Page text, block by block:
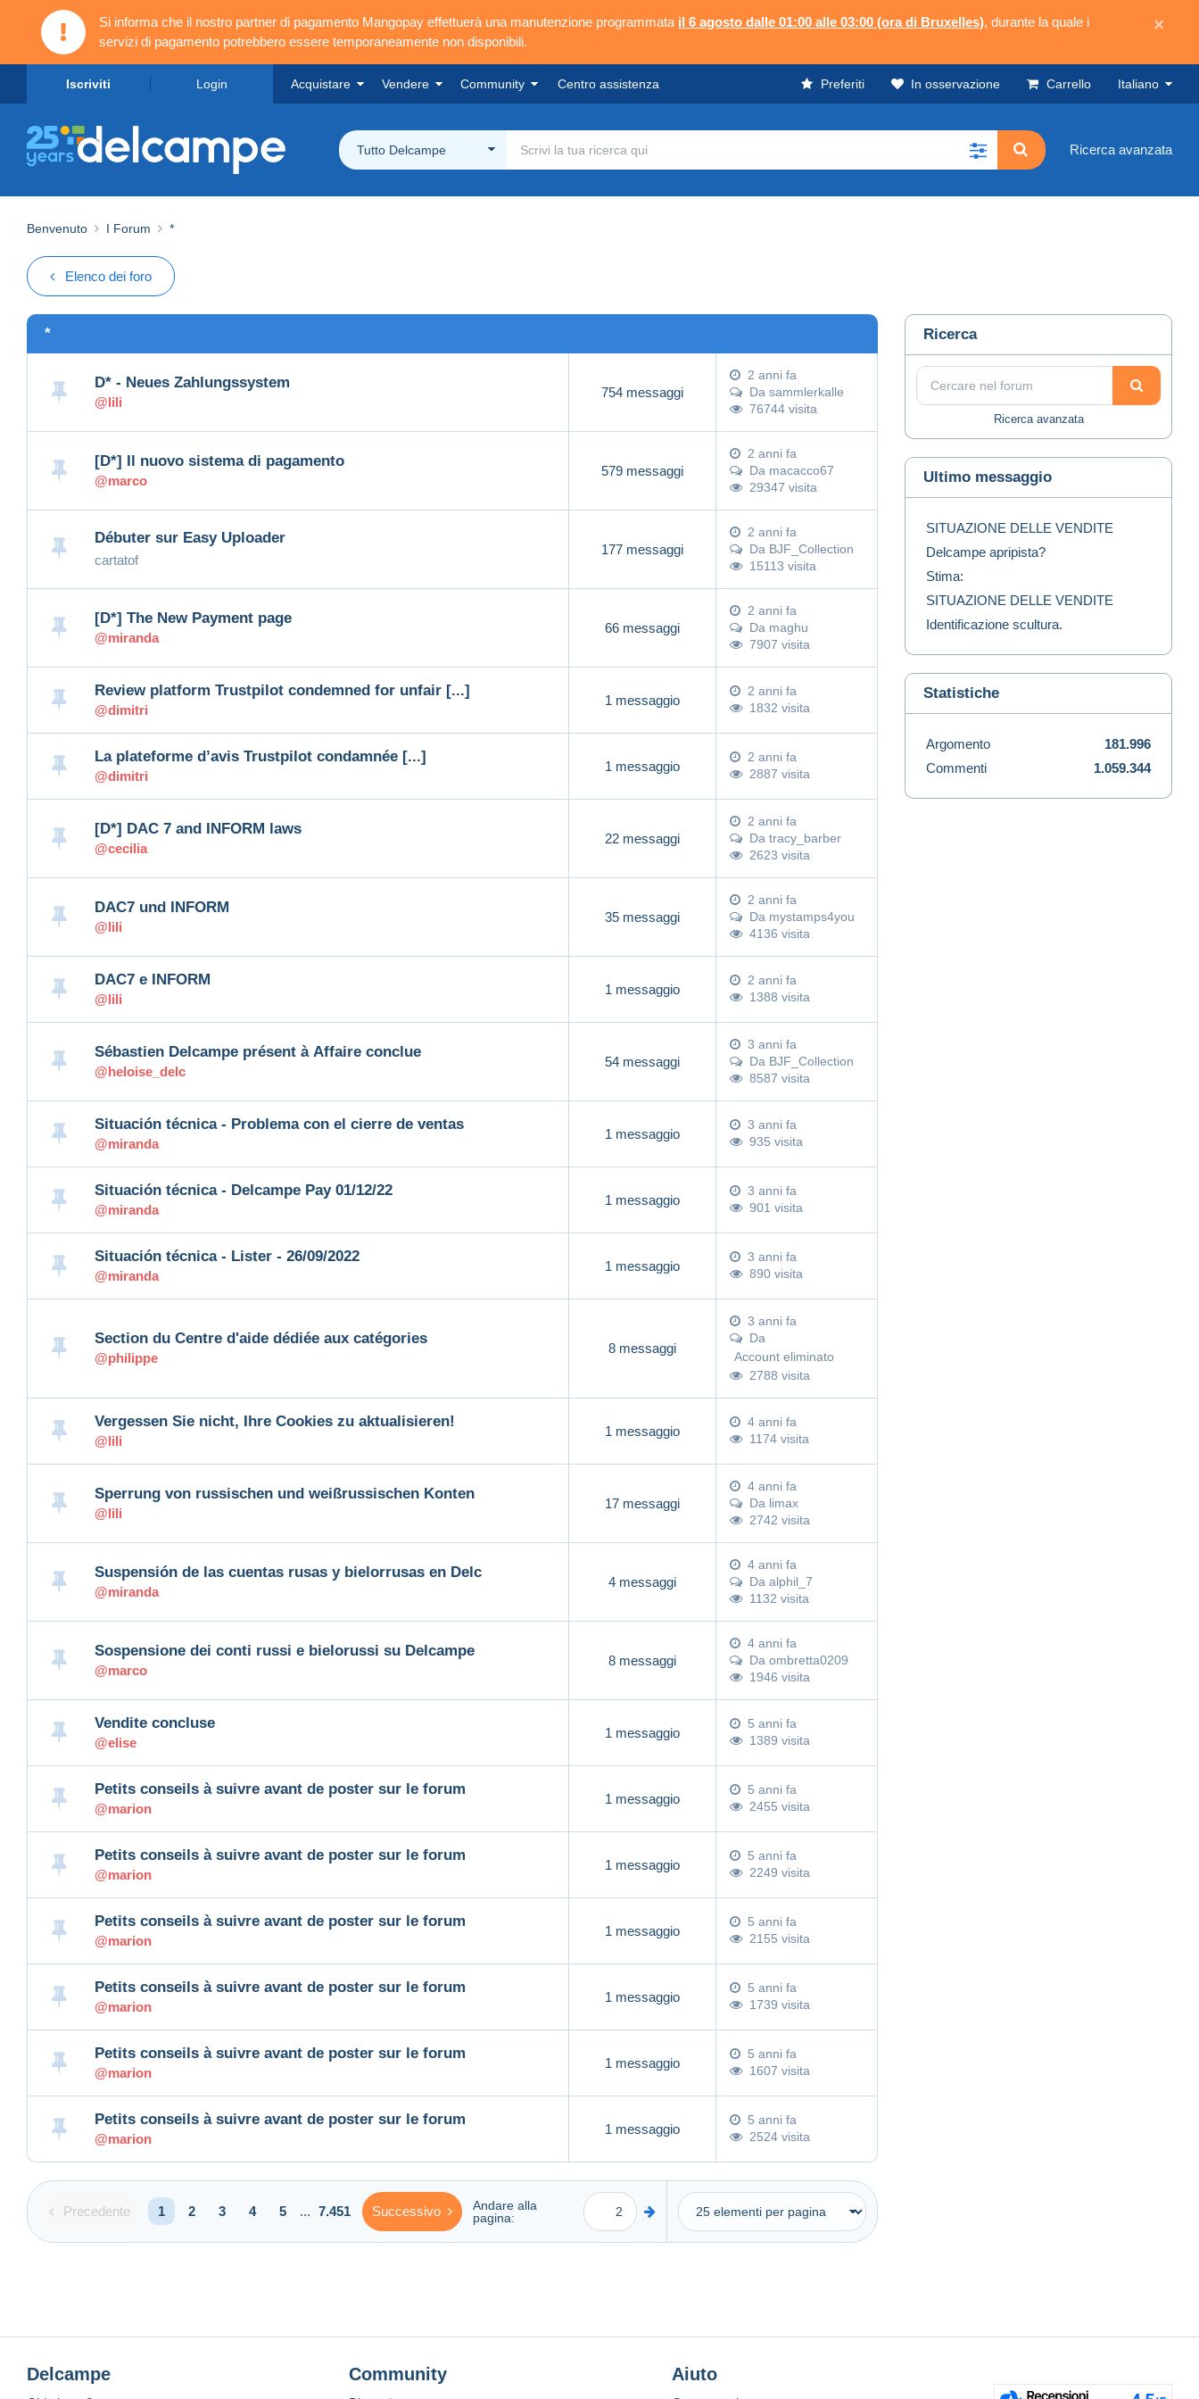
Si informa che il nostro partner di pagamento Mangopay effettuerà una manutenzione programmata il 6 agosto dalle 01:00 alle 03:00 (ora di Bruxelles), durante la quale i
servizi di pagamento potrebbero essere temporaneamente non disponibili.
×
Iscriviti Login Acquistare Vendere Community Centro assistenza Preferiti In osservazione Carrello Italiano
Tutto Delcampe Ricerca avanzata
Benvenuto I Forum *
Elenco dei foro
*
D* - Neues Zahlungssystem
@lili
754 messaggi
2 anni fa
Da sammlerkalle
76744 visita
[D*] Il nuovo sistema di pagamento
@marco
579 messaggi
2 anni fa
Da macacco67
29347 visita
Débuter sur Easy Uploader
cartatof
177 messaggi
2 anni fa
Da BJF_Collection
15113 visita
[D*] The New Payment page
@miranda
66 messaggi
2 anni fa
Da maghu
7907 visita
Review platform Trustpilot condemned for unfair [...]
@dimitri
1 messaggio
2 anni fa
1832 visita
La plateforme d’avis Trustpilot condamnée [...]
@dimitri
1 messaggio
2 anni fa
2887 visita
[D*] DAC 7 and INFORM laws
@cecilia
22 messaggi
2 anni fa
Da tracy_barber
2623 visita
DAC7 und INFORM
@lili
35 messaggi
2 anni fa
Da mystamps4you
4136 visita
DAC7 e INFORM
@lili
1 messaggio
2 anni fa
1388 visita
Sébastien Delcampe présent à Affaire conclue
@heloise_delc
54 messaggi
3 anni fa
Da BJF_Collection
8587 visita
Situación técnica - Problema con el cierre de ventas
@miranda
1 messaggio
3 anni fa
935 visita
Situación técnica - Delcampe Pay 01/12/22
@miranda
1 messaggio
3 anni fa
901 visita
Situación técnica - Lister - 26/09/2022
@miranda
1 messaggio
3 anni fa
890 visita
Section du Centre d'aide dédiée aux catégories
@philippe
8 messaggi
3 anni fa
Da
Account eliminato
2788 visita
Vergessen Sie nicht, Ihre Cookies zu aktualisieren!
@lili
1 messaggio
4 anni fa
1174 visita
Sperrung von russischen und weißrussischen Konten
@lili
17 messaggi
4 anni fa
Da limax
2742 visita
Suspensión de las cuentas rusas y bielorrusas en Delc
@miranda
4 messaggi
4 anni fa
Da alphil_7
1132 visita
Sospensione dei conti russi e bielorussi su Delcampe
@marco
8 messaggi
4 anni fa
Da ombretta0209
1946 visita
Vendite concluse
@elise
1 messaggio
5 anni fa
1389 visita
Petits conseils à suivre avant de poster sur le forum
@marion
1 messaggio
5 anni fa
2455 visita
Petits conseils à suivre avant de poster sur le forum
@marion
1 messaggio
5 anni fa
2249 visita
Petits conseils à suivre avant de poster sur le forum
@marion
1 messaggio
5 anni fa
2155 visita
Petits conseils à suivre avant de poster sur le forum
@marion
1 messaggio
5 anni fa
1739 visita
Petits conseils à suivre avant de poster sur le forum
@marion
1 messaggio
5 anni fa
1607 visita
Petits conseils à suivre avant de poster sur le forum
@marion
1 messaggio
5 anni fa
2524 visita
Precedente 1 2 3 4 5 ... 7.451 Successivo
Andare alla
pagina:
Ricerca
Ricerca avanzata
Ultimo messaggio
SITUAZIONE DELLE VENDITE
Delcampe apripista?
Stima:
SITUAZIONE DELLE VENDITE
Identificazione scultura.
Statistiche
Argomento
181.996
Commenti
1.059.344
Delcampe Community Aiuto